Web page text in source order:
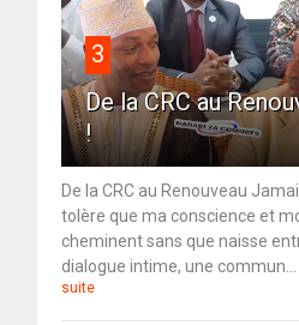
3
De la CRC au
!
De la CRC au Renouveau
tolère que ma conscience et
cheminent sans que naisse
dialogue intime, une commun...
suite